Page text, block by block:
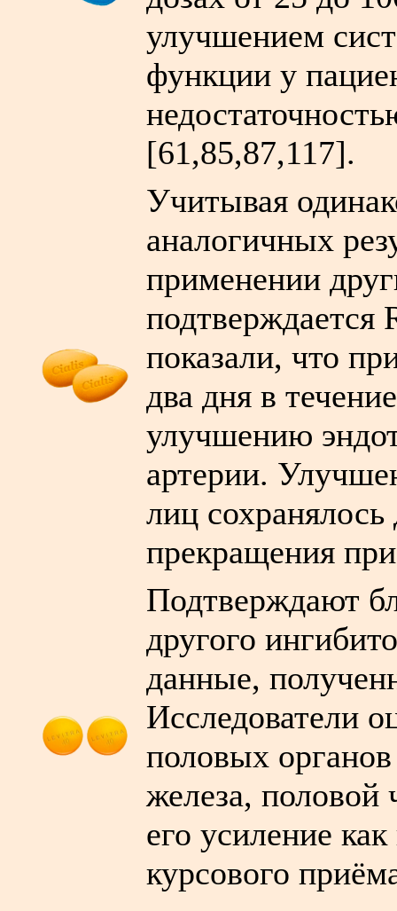
улучшением
функции у
[61,85,87,117].
Учитывая
аналогичных
применении
подтверждается
показали, что
два дня в
улучшению
артерии.
лиц
прекращения
Подтверждают
другого
данные,
Исследователи
половых
железа, половой
его усиление
курсового